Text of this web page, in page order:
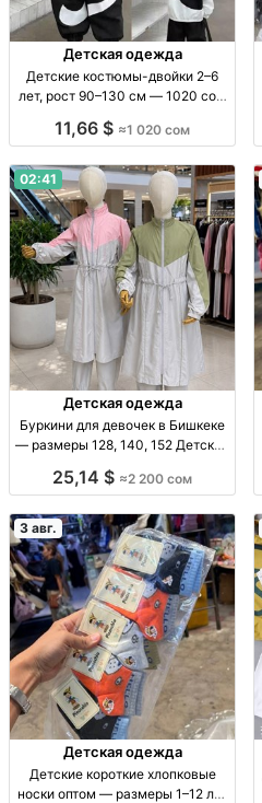
Детская одежда
Детские костюмы-двойки 2–6
лет, рост 90–130 см — 1020 сом
рост 90–130 см, пр-во Китай.
11,66 $ ≈1 020 сом
02:41
Детская одежда
Буркини для девочек в Бишкеке
— размеры 128, 140, 152 Детские
комбинированный верх, р-р
ограниченная парти
25,14 $ ≈2 200 сом
3 авг.
Детская одежда
Детские короткие хлопковые
носки оптом — размеры 1–12 лет